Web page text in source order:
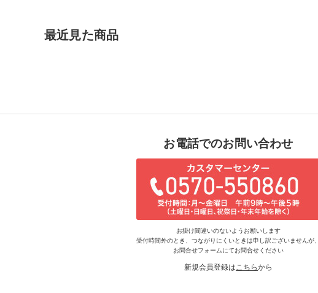
最近見た商品
お電話でのお問い合わせ
お掛け間違いのないようお願いします
受付時間外のとき、つながりにくいときは申し訳ございませんが、
お問合せフォームにてお問合せください
新規会員登録はこちらから